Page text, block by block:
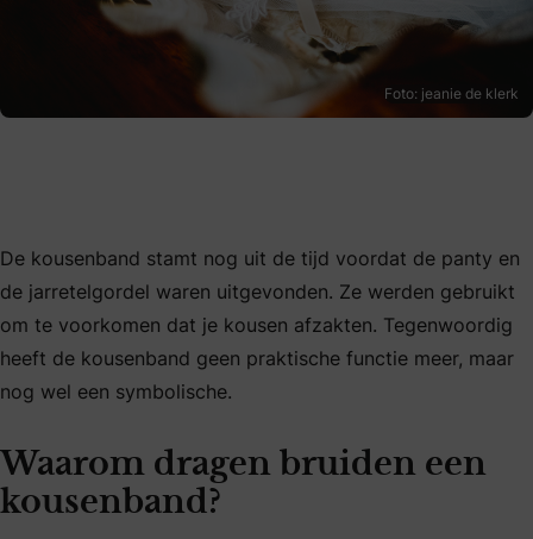
Foto: jeanie de klerk
De kousenband stamt nog uit de tijd voordat de panty en
de jarretelgordel waren uitgevonden. Ze werden gebruikt
om te voorkomen dat je kousen afzakten. Tegenwoordig
heeft de kousenband geen praktische functie meer, maar
nog wel een symbolische.
Waarom dragen bruiden een
kousenband?